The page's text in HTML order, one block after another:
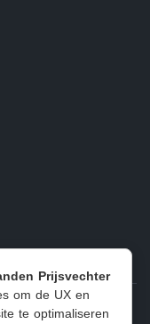
Prijsvechter
om de UX en
te optimaliseren
| Voorwaarden